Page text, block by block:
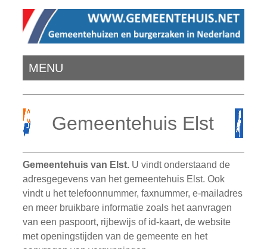
MENU
Gemeentehuis Elst
Gemeentehuis van Elst. U vindt onderstaand de
adresgegevens van het gemeentehuis Elst. Ook
vindt u het telefoonnummer, faxnummer, e-mailadres
en meer bruikbare informatie zoals het aanvragen
van een paspoort, rijbewijs of id-kaart, de website
met openingstijden van de gemeente en het